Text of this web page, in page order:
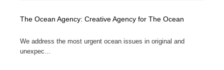
The Ocean Agency: Creative Agency for The Ocean
We address the most urgent ocean issues in original and
unexpec...